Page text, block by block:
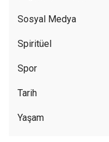
Sosyal Medya
Spiritüel
Spor
Tarih
Yaşam